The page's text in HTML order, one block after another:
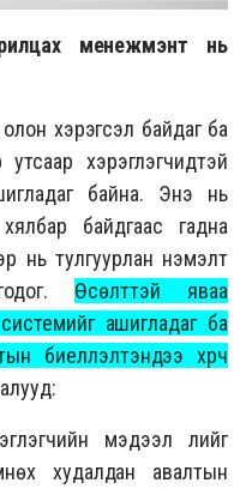
менежмэнт нь
хэрэгсэл байдаг ба
хэрэглэгчидтэй
байна. Энэ нь
байдгаас гадна
нь тулгуурлан нэмэлт
Өсөлттэй яваа
ашигладаг ба
биелүүлэлтэндээ хүрч
мэдээл лийг
худалдан авалтын